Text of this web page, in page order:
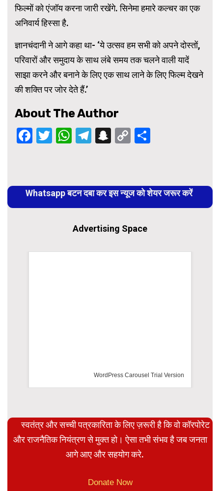
फिल्मों को एंजॉय करना जारी रखेंगे. सिनेमा हमारे कल्चर का एक
अनिवार्य हिस्सा है.
ज्ञानचंदानी ने आगे कहा था- ‘ये उत्सव हम सभी को अपने दोस्तों,
परिवारों और समुदाय के साथ लंबे समय तक चलने वाली यादें
साझा करने और बनाने के लिए एक साथ लाने के लिए फिल्म देखने
की शक्ति पर जोर देते हैं.’
About The Author
Facebook
Twitter
WhatsApp
Telegram
Snapchat
Copy
Reading
Whatsapp बटन दबा कर इस न्यूज को शेयर जरूर करें
Advertising Space
WordPress Carousel Trial Version
स्वतंत्र और सच्ची पत्रकारिता के लिए ज़रूरी है कि वो कॉरपोरेट
और राजनैतिक नियंत्रण से मुक्त हो। ऐसा तभी संभव है जब जनता
आगे आए और सहयोग करे.
Donate Now